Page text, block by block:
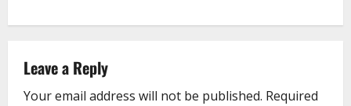
Leave a Reply
Your email address will not be published. Required